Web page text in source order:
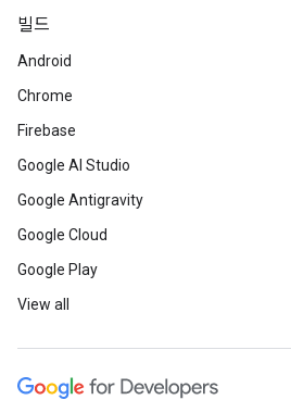
빌드
Android
Chrome
Firebase
Google AI Studio
Google Antigravity
Google Cloud
Google Play
View all